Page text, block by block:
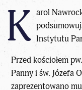
K arol
Instytutu
Przed kościołem
Panny i św. Józefa
zaprezentowano